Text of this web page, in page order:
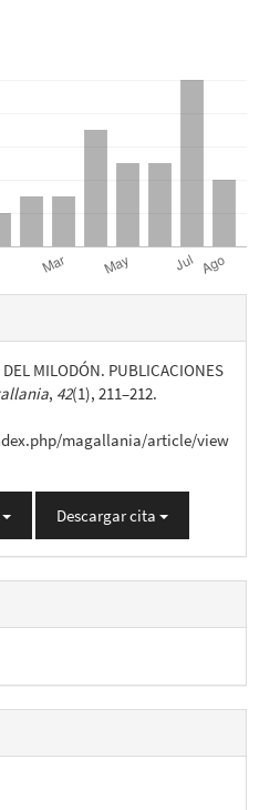
MILODÓN. PUBLICACIONES
, 42(1), 211–212.
magallania/article/view
Descargar cita